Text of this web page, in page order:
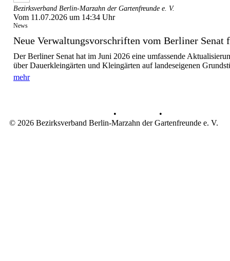
Bezirksverband Berlin-Marzahn der Gartenfreunde e. V.
Vom 11.07.2026 um 14:34 Uhr
News
Neue Verwaltungsvorschriften vom Berliner Senat
Der Berliner Senat hat im Juni 2026 eine umfassende
über Dauerkleingärten und Kleingärten auf landeseigenen
mehr
•
•
© 2026 Bezirksverband Berlin-Marzahn der Gartenfreunde e. V.